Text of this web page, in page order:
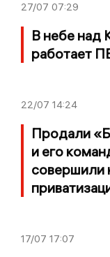
27/07 07:29
В небе над
работает
22/07 14:24
Продали
и его
совершили
17/07 17:07